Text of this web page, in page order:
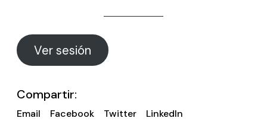
Ver sesión
Compartir:
Email Facebook Twitter LinkedIn